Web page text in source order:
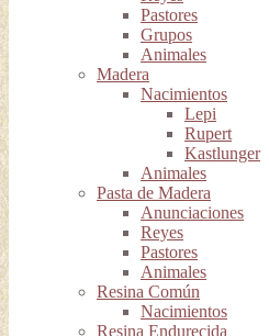
Pastores
Grupos
Animales
Madera
Nacimientos
Lepi
Rupert
Kastlunger
Animales
Pasta de Madera
Anunciaciones
Reyes
Pastores
Animales
Resina Común
Nacimientos
Resina Endurecida